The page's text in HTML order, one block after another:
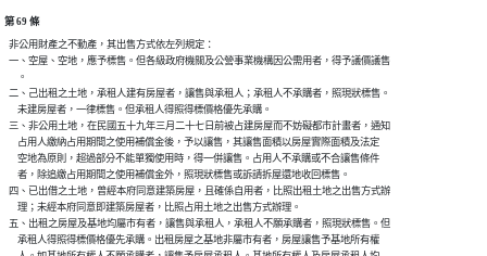
第 69 條
  非公用財產之不動產，其出售方式依左列規定：
  一、空屋、空地，應予標售。但各級政府機關及公營事業機構因公需用者，得予議價議售
      。
  二、己出租之土地，承租人建有房屋者，讓售與承租人；承租人不承購者，照現狀標售。
      未建房屋者，一律標售。但承租人得照得標價格優先承購。
  三、非公用土地，在民國五十九年三月二十七日前被占建房屋而不妨礙都市計畫者，通知
      占用人繳納占用期間之使用補償金後，予以讓售，其讓售面積以房屋實際面積及法定
      空地為原則，超過部分不能單獨使用時，得一併讓售。占用人不承購或不合讓售條件
      者，除追繳占用期間之使用補償金外，照現狀標售或訴請拆屋還地收回標售。
  四、已出借之土地，曾經本府同意建築房屋，且確係自用者，比照出租土地之出售方式辦
      理；未經本府同意即建築房屋者，比照占用土地之出售方式辦理。
  五、出租之房屋及基地均屬市有者，讓售與承租人，承租人不願承購者，照現狀標售。但
      承租人得照得標價格優先承購。出租房屋之基地非屬市有者，房屋讓售予基地所有權